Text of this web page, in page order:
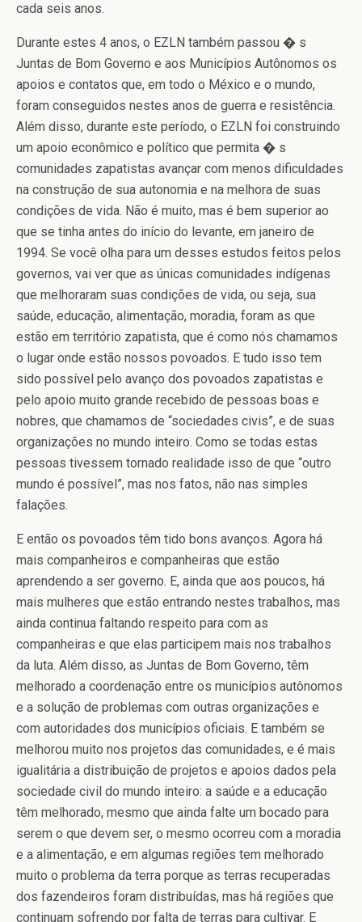
cada seis anos.
Durante estes 4 anos, o EZLN também passou � s
Juntas de Bom Governo e aos Municípios Autônomos os
apoios e contatos que, em todo o México e o mundo,
foram conseguidos nestes anos de guerra e resistência.
Além disso, durante este período, o EZLN foi construindo
um apoio econômico e político que permita � s
comunidades zapatistas avançar com menos dificuldades
na construção de sua autonomia e na melhora de suas
condições de vida. Não é muito, mas é bem superior ao
que se tinha antes do início do levante, em janeiro de
1994. Se você olha para um desses estudos feitos pelos
governos, vai ver que as únicas comunidades indígenas
que melhoraram suas condições de vida, ou seja, sua
saúde, educação, alimentação, moradia, foram as que
estão em território zapatista, que é como nós chamamos
o lugar onde estão nossos povoados. E tudo isso tem
sido possível pelo avanço dos povoados zapatistas e
pelo apoio muito grande recebido de pessoas boas e
nobres, que chamamos de “sociedades civis”, e de suas
organizações no mundo inteiro. Como se todas estas
pessoas tivessem tornado realidade isso de que “outro
mundo é possível”, mas nos fatos, não nas simples
falações.
E então os povoados têm tido bons avanços. Agora há
mais companheiros e companheiras que estão
aprendendo a ser governo. E, ainda que aos poucos, há
mais mulheres que estão entrando nestes trabalhos, mas
ainda continua faltando respeito para com as
companheiras e que elas participem mais nos trabalhos
da luta. Além disso, as Juntas de Bom Governo, têm
melhorado a coordenação entre os municípios autônomos
e a solução de problemas com outras organizações e
com autoridades dos municípios oficiais. E também se
melhorou muito nos projetos das comunidades, e é mais
igualitária a distribuição de projetos e apoios dados pela
sociedade civil do mundo inteiro: a saúde e a educação
têm melhorado, mesmo que ainda falte um bocado para
serem o que devem ser, o mesmo ocorreu com a moradia
e a alimentação, e em algumas regiões tem melhorado
muito o problema da terra porque as terras recuperadas
dos fazendeiros foram distribuídas, mas há regiões que
continuam sofrendo por falta de terras para cultivar. E